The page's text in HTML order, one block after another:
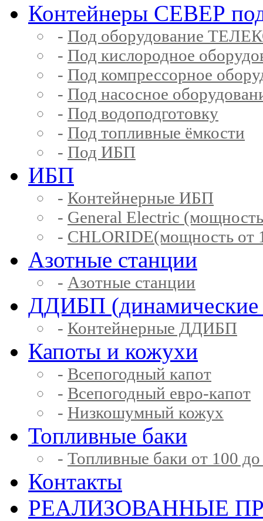
Контейнеры СЕВЕР
- Под оборудование
- Под кислородное
- Под компрессорное
- Под насосное
- Под водоподготовку
- Под топливные ёмкости
- Под ИБП
ИБП
- Контейнерные ИБП
- General Electric
- CHLORIDE(мощность от
Азотные станции
- Азотные станции
ДДИБП
- Контейнерные ДДИБП
Капоты и кожухи
- Всепогодный капот
- Всепогодный евро-капот
- Низкошумный кожух
Топливные баки
- Топливные баки от 100
Контакты
РЕАЛИЗОВАННЫЕ